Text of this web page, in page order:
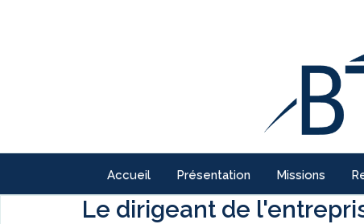
Accueil Présentation Missions
Le dirigeant de